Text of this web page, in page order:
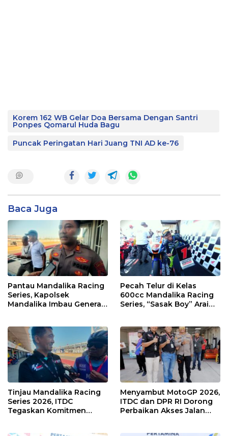
Korem 162 WB Gelar Doa Bersama Dengan Santri
Ponpes Qomarul Huda Bagu
Puncak Peringatan Hari Juang TNI AD ke-76
Baca Juga
Pantau Mandalika Racing
Series, Kapolsek
Mandalika Imbau Generasi
Pecah Telur di Kelas
600cc Mandalika Racing
Series, “Sasak Boy” Arai
Tinjau Mandalika Racing
Series 2026, ITDC
Tegaskan Komitmen
Menyambut MotoGP 2026,
ITDC dan DPR RI Dorong
Perbaikan Akses Jalan